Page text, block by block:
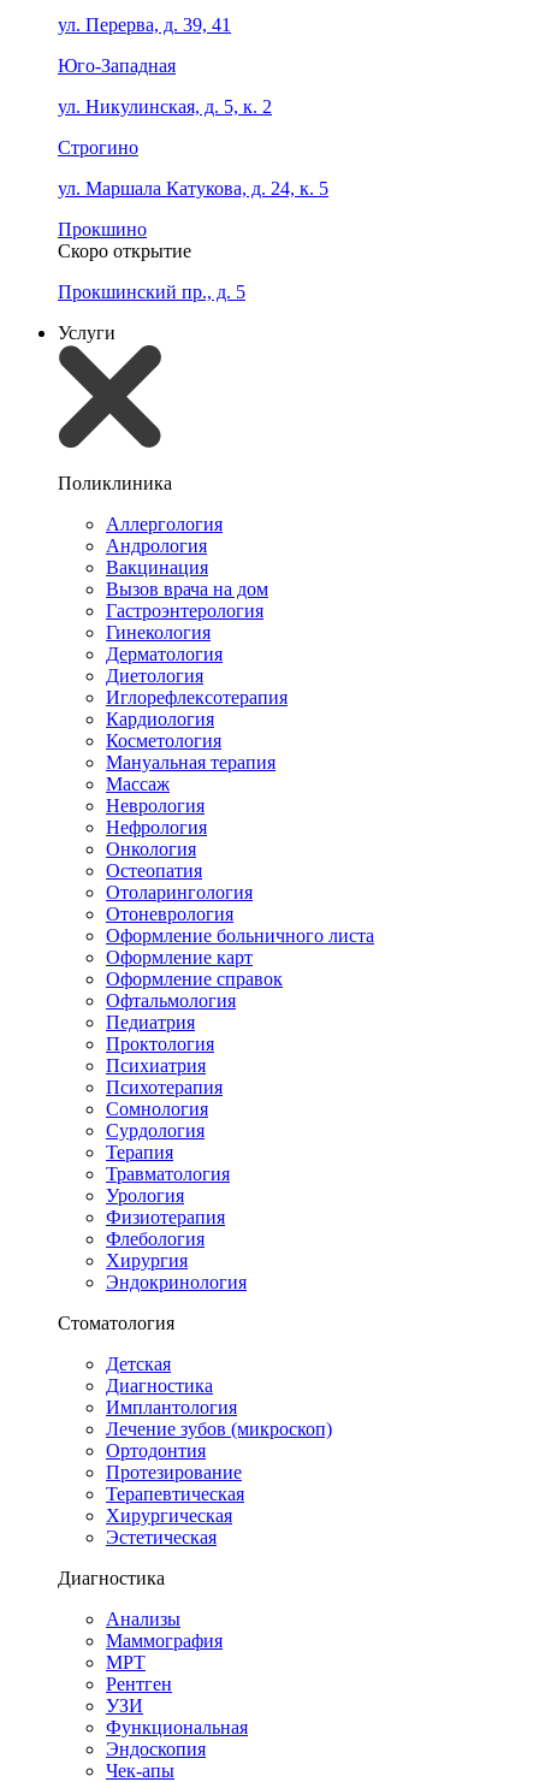
ул. Перерва, д. 39, 41
Юго-Западная
ул. Никулинская, д. 5, к. 2
Строгино
ул. Маршала Катукова, д. 24, к. 5
Прокшино
Скоро открытие
Прокшинский пр., д. 5
Услуги
Поликлиника
Аллергология
Андрология
Вакцинация
Вызов врача на дом
Гастроэнтерология
Гинекология
Дерматология
Диетология
Иглорефлексотерапия
Кардиология
Косметология
Мануальная терапия
Массаж
Неврология
Нефрология
Онкология
Остеопатия
Отоларингология
Отоневрология
Оформление больничного листа
Оформление карт
Оформление справок
Офтальмология
Педиатрия
Проктология
Психиатрия
Психотерапия
Сомнология
Сурдология
Терапия
Травматология
Урология
Физиотерапия
Флебология
Хирургия
Эндокринология
Стоматология
Детская
Диагностика
Имплантология
Лечение зубов (микроскоп)
Ортодонтия
Протезирование
Терапевтическая
Хирургическая
Эстетическая
Диагностика
Анализы
Маммография
МРТ
Рентген
УЗИ
Функциональная
Эндоскопия
Чек-апы